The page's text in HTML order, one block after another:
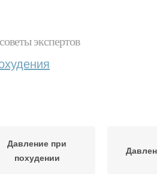
экспертов
Давление при
похудении